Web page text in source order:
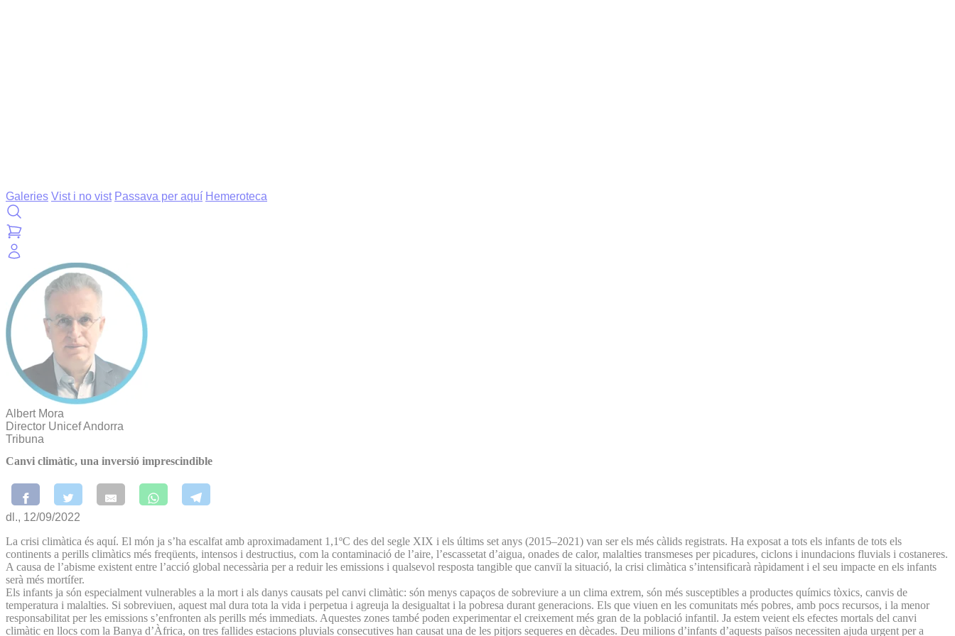
Galeries Vist i no vist Passava per aquí Hemeroteca
Albert Mora
Director Unicef Andorra
Tribuna
Canvi climàtic, una inversió imprescindible
dl., 12/09/2022
La crisi climàtica és aquí. El món ja s’ha escalfat amb aproximadament 1,1ºC des del segle XIX i els últims set anys (2015–2021) van ser els més càlids registrats. Ha exposat a tots els infants de tots els
continents a perills climàtics més freqüents, intensos i destructius, com la contaminació de l’aire, l’escassetat d’aigua, onades de calor, malalties transmeses per picadures, ciclons i inundacions fluvials i costaneres.
A causa de l’abisme existent entre l’acció global necessària per a reduir les emissions i qualsevol resposta tangible que canviï la situació, la crisi climàtica s’intensificarà ràpidament i el seu impacte en els infants
serà més mortífer.
Els infants ja són especialment vulnerables a la mort i als danys causats pel canvi climàtic: són menys capaços de sobreviure a un clima extrem, són més susceptibles a productes químics tòxics, canvis de
temperatura i malalties. Si sobreviuen, aquest mal dura tota la vida i perpetua i agreuja la desigualtat i la pobresa durant generacions. Els que viuen en les comunitats més pobres, amb pocs recursos, i la menor
responsabilitat per les emissions s’enfronten als perills més immediats. Aquestes zones també poden experimentar el creixement més gran de la població infantil. Ja estem veient els efectes mortals del canvi
climàtic en llocs com la Banya d’Àfrica, on tres fallides estacions pluvials consecutives han causat una de les pitjors sequeres en dècades. Deu milions d’infants d’aquests països necessiten ajuda urgent per a